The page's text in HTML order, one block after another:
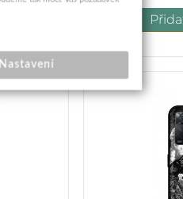
Nastavení